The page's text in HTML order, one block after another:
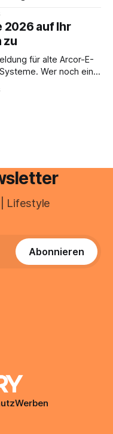
rund um
diesem Leitfaden
Einstieg
2026 auf Ihr
zu
Wer noch eine
E-Mail & Cloud
Lifestyle
Abonnieren
Werben